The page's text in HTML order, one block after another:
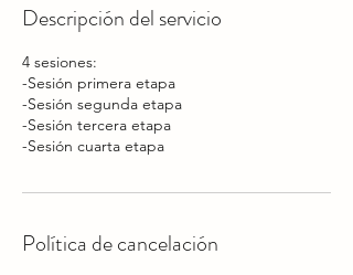
Descripción del servicio
4 sesiones:
-Sesión primera etapa
-Sesión segunda etapa
-Sesión tercera etapa
-Sesión cuarta etapa
Política de cancelación